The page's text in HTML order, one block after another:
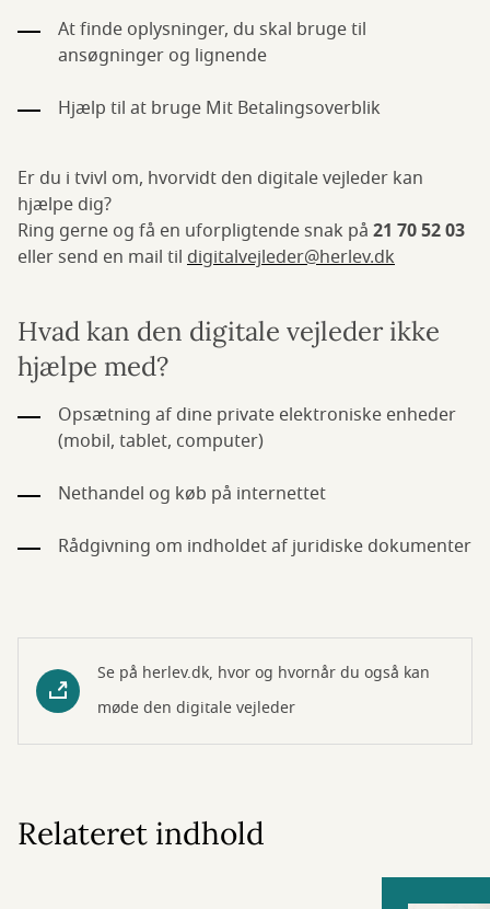
At finde oplysninger, du skal bruge til
ansøgninger og lignende
Hjælp til at bruge Mit Betalingsoverblik
Er du i tvivl om, hvorvidt den digitale vejleder kan
hjælpe dig?
Ring gerne og få en uforpligtende snak på 21 70 52 03
eller send en mail til digitalvejleder@herlev.dk
Hvad kan den digitale vejleder ikke
hjælpe med?
Opsætning af dine private elektroniske enheder
(mobil, tablet, computer)
Nethandel og køb på internettet
Rådgivning om indholdet af juridiske dokumenter
Se på herlev.dk, hvor og hvornår du også kan
møde den digitale vejleder
Relateret indhold